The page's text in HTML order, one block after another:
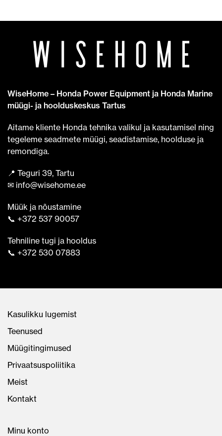
WiseHome – Honda Power Equipment ja Honda Marine
müügi- ja hoolduskeskus Tartus
Aitame kliente Honda tehnika valikul ja kasutamisel ning
tegeleme seadmete müügi, seadistamise, hoolduse ja
remondiga.
📍 Teguri 39, Tartu
✉ info@wisehome.ee
Müük ja nõustamine
📞 +372 537 90057
Tehniline tugi ja hooldus
📞 +372 530 07883
Kasulikku lugemist
Teenused
Müügitingimused
Privaatsuspoliitika
Meist
Kontakt
Minu konto